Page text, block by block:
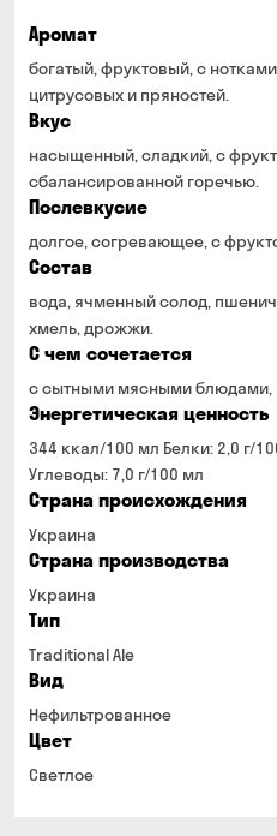
Аромат
богатый, фруктовый, с
цитрусовых и пряностей.
Вкус
насыщенный, сладкий, с
сбалансированной горечью.
Послевкусие
долгое, согревающее, с
Состав
вода, ячменный солод,
хмель, дрожжи.
С чем сочетается
с сытными мясными блюдами,
Энергетическая ценность
344 ккал/100 мл Белки: 2,0 г/
Углеводы: 7,0 г/100 мл
Страна происхождения
Украина
Страна производства
Украина
Тип
Traditional Ale
Вид
Нефильтрованное
Цвет
Светлое